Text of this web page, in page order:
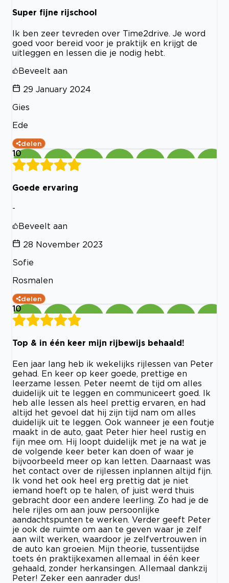
Super fijne rijschool
Ik ben zeer tevreden over Time2drive. Je word
goed voor bereid voor je praktijk en krijgt de
uitleggen en lessen die je nodig hebt.
Beveelt aan
29 January 2024
Gies
Ede
delen
10
Goede ervaring
-
Beveelt aan
28 November 2023
Sofie
Rosmalen
delen
10
Top & in één keer mijn rijbewijs behaald!
Een jaar lang heb ik wekelijks rijlessen van Peter
gehad. En keer op keer goede, prettige en
leerzame lessen. Peter neemt de tijd om alles
duidelijk uit te leggen en communiceert goed. Ik
heb alle lessen als heel prettig ervaren, en had
altijd het gevoel dat hij zijn tijd nam om alles
duidelijk uit te leggen. Ook wanneer je een foutje
maakt in de auto, gaat Peter hier heel rustig en
fijn mee om. Hij loopt duidelijk met je na wat je
de volgende keer beter kan doen of waar je
bijvoorbeeld meer op kan letten. Daarnaast was
het contact over de rijlessen inplannen altijd fijn.
Ik vond het ook heel erg prettig dat je niet
iemand hoeft op te halen, of juist werd thuis
gebracht door een andere leerling. Zo had je de
hele rijles om aan jouw persoonlijke
aandachtspunten te werken. Verder geeft Peter
je ook de ruimte om aan te geven waar je zelf
aan wilt werken, waardoor je zelfvertrouwen in
de auto kan groeien. Mijn theorie, tussentijdse
toets én praktijkexamen allemaal in één keer
gehaald, zonder herkansingen. Allemaal dankzij
Peter! Zeker een aanrader dus!